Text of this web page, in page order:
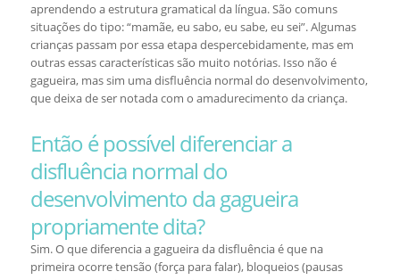
aprendendo a estrutura gramatical da língua. São comuns
situações do tipo: “mamãe, eu sabo, eu sabe, eu sei”. Algumas
crianças passam por essa etapa despercebidamente, mas em
outras essas características são muito notórias. Isso não é
gagueira, mas sim uma disfluência normal do desenvolvimento,
que deixa de ser notada com o amadurecimento da criança.
Então é possível diferenciar a
disfluência normal do
desenvolvimento da gagueira
propriamente dita?
Sim. O que diferencia a gagueira da disfluência é que na
primeira ocorre tensão (força para falar), bloqueios (pausas